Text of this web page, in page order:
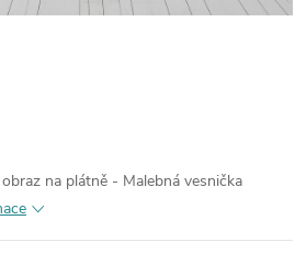
na plátně - Malebná vesnička